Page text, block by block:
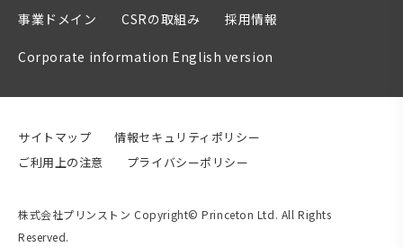
事業ドメイン CSRの取組み 採用情報
Corporate information English version
サイトマップ
情報セキュリティポリシー
ご利用上の注意
プライバシーポリシー
株式会社プリンストン Copyright© Princeton Ltd. All Rights
Reserved.